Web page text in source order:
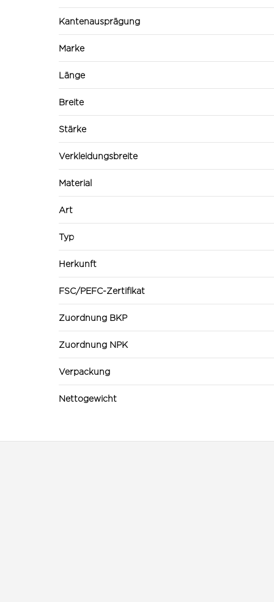
Kantenausprägung
Marke
Länge
Breite
Stärke
Verkleidungsbreite
Material
Art
Typ
Herkunft
FSC/PEFC-Zertifikat
Zuordnung BKP
Zuordnung NPK
Verpackung
Nettogewicht